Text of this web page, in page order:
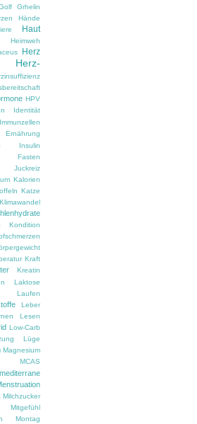
Grhelin
Hände
Haut
Heimweh
Herz
Herz-
HPV
Identität
Immunzellen
Insulin
Fasten
Juckreiz
Kalorien
Katze
Klimawandel
Kondition
Kraft
Kreatin
Laktose
Laufen
Leber
Lesen
Low-Carb
Lüge
Magnesium
MCAS
mediterrane
Milchzucker
Mitgefühl
Montag